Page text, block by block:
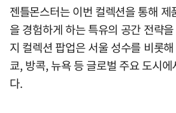
젠틀몬스터는 이번 컬렉션을 통해 제
을 경험하게 하는 특유의 공간 전략
지 컬렉션 팝업은 서울 성수를 비롯
쿄, 방콕, 뉴욕 등 글로벌 주요 도시
다.